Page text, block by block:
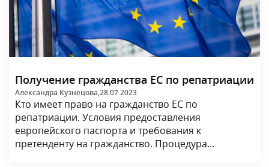
Получение гражданства ЕС по репатриации
Александра Кузнецова,28.07.2023
Кто имеет право на гражданство ЕС по
репатриации. Условия предоставления
европейского паспорта и требования к
претенденту на гражданство. Процедура...